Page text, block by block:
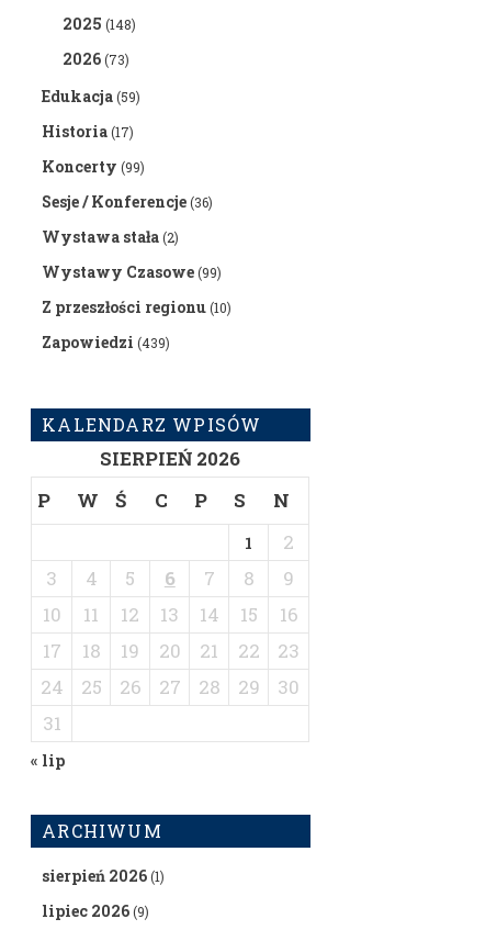
2025 (148)
2026(73)
Edukacja(59)
Historia(17)
Koncerty (99)
Sesje / Konferencje(36)
Wystawa stała(2)
Wystawy Czasowe(99)
Z przeszłości regionu(10)
Zapowiedzi (439)
KALENDARZ WPISÓW
SIERPIEŃ 2026
P
W Ś C P S N
1
2
3
4 5 6 7 8
9
10
11 12 13 14 15
16
17
18 19 20 21 22
23
24
25 26 27 28 29
30
31
« lip
ARCHIWUM
sierpień 2026(1)
lipiec 2026(9)